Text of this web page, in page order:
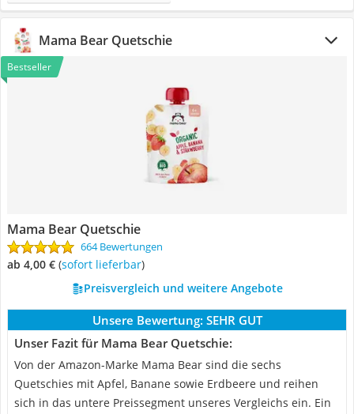
Mama Bear Quetschie
Bestseller
Mama Bear Quetschie
664 Bewertungen
ab 4,00 € ( Sofort lieferbar)
Preisvergleich und weitere Angebote
Unsere Bewertung: SEHR GUT
Unser Fazit für Mama Bear Quetschie:
Von der Amazon-Marke Mama Bear sind die sechs
Quetschies mit Apfel, Banane sowie Erdbeere und reihen
sich in das untere Preissegment unseres Vergleichs ein. Ein